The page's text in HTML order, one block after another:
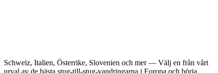
Schweiz, Italien, Österrike, Slovenien och mer — Välj en från vårt
urval av de bästa stug-till-stug-vandringarna i Europa och börja